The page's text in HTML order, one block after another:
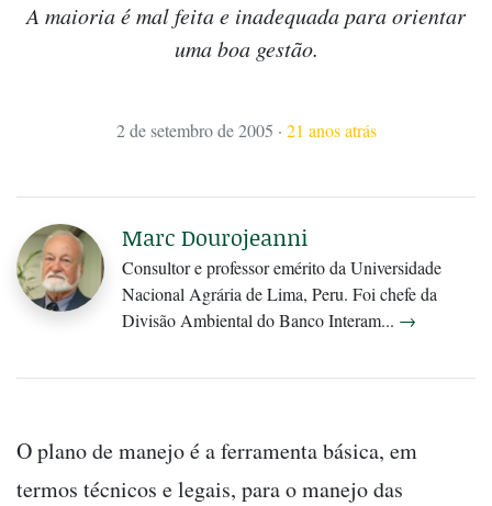
A maioria é mal feita e inadequada para orientar
uma boa gestão.
2 de setembro de 2005 · 21 anos atrás
Marc Dourojeanni
Consultor e professor emérito da Universidade
Nacional Agrária de Lima, Peru. Foi chefe da
Divisão Ambiental do Banco Interam... →
O plano de manejo é a ferramenta básica, em
termos técnicos e legais, para o manejo das